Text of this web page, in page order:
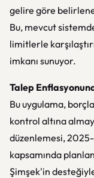
gelire göre
Bu, mevcut
limitlerle
imkanı sunuyor.
Talep
Bu uygulama,
kontrol altına
düzenlemesi,
kapsamında
Şimşek'in